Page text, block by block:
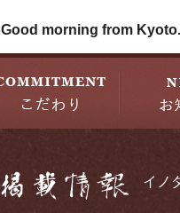
Good morning from Kyoto.
イノ